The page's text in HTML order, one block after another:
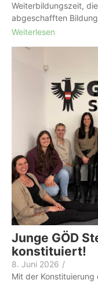
Weiterbildungszeit,
abgeschafften
Weiterlesen
Junge GÖD
konstituiert!
8. Juni 2026 /
Mit der Konstituierung